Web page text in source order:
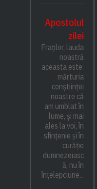
Apostolul
zilei
Fraților, lauda
noastră
aceasta este:
mărturia
conștiinței
noastre că
am umblat în
lume, și mai
ales la voi, în
sfințenie și în
curăție
dumnezeiasc
ă, nu în
înțelepciune...